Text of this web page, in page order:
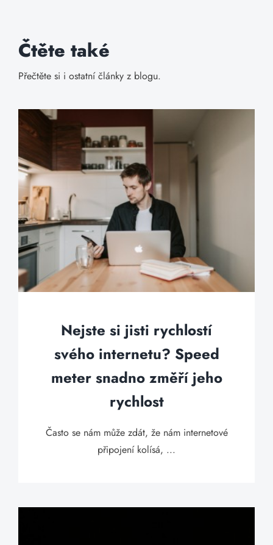
Čtěte také
Přečtěte si i ostatní články z blogu.
Nejste si jisti rychlostí
svého internetu? Speed
meter snadno změří jeho
rychlost
Často se nám může zdát, že nám internetové
připojení kolísá, ...